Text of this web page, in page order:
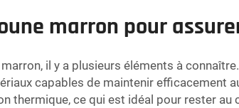
marron pour
il y a plusieurs éléments à
capables de maintenir efficacement
thermique, ce qui est idéal pour rester